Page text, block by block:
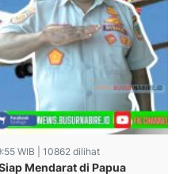
WIB | 10862 dilihat
Mendarat di Papua